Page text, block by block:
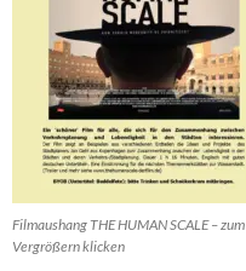
Filmaushang THE HUMAN SCALE – zum
Vergrößern klicken